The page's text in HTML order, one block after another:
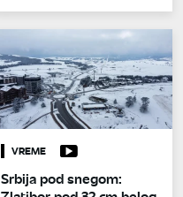
VREME
Srbija pod snegom: